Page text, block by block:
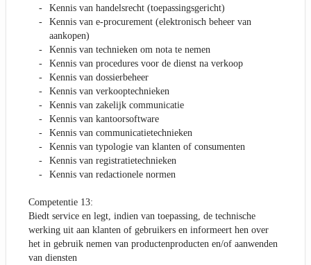
Kennis van handelsrecht (toepassingsgericht)
Kennis van e-procurement (elektronisch beheer van
aankopen)
Kennis van technieken om nota te nemen
Kennis van procedures voor de dienst na verkoop
Kennis van dossierbeheer
Kennis van verkooptechnieken
Kennis van zakelijk communicatie
Kennis van kantoorsoftware
Kennis van communicatietechnieken
Kennis van typologie van klanten of consumenten
Kennis van registratietechnieken
Kennis van redactionele normen
Competentie 13:
Biedt service en legt, indien van toepassing, de technische
werking uit aan klanten of gebruikers en informeert hen over
het in gebruik nemen van productenproducten en/of aanwenden
van diensten